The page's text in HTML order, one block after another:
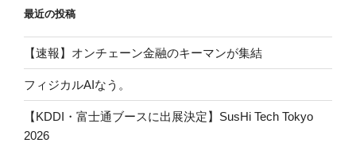
最近の投稿
【速報】オンチェーン金融のキーマンが集結
フィジカルAIなう。
【KDDI・富士通ブースに出展決定】SusHi Tech Tokyo
2026